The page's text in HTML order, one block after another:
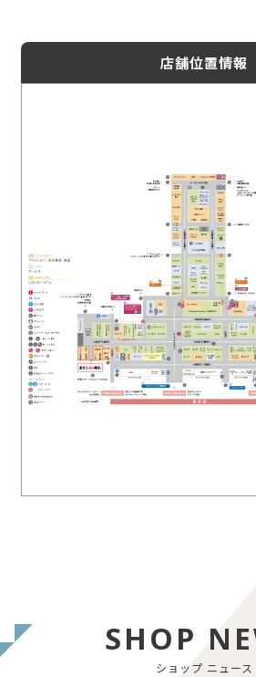
店舗位置情報
SHOP
ショップ ニュース